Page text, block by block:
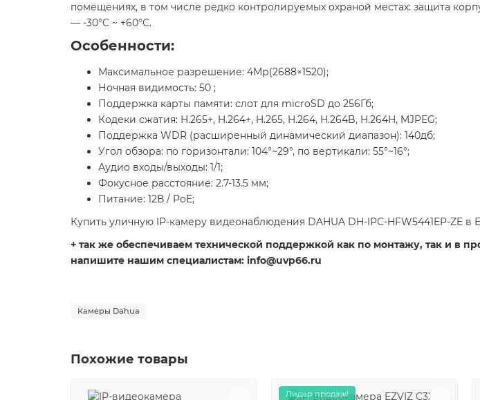
помещениях, в том числе редко контролируемых охраной местах: защита
— -30°C ~ +60°C.
Особенности:
Максимальное разрешение: 4Mр(2688×1520);
Ночная видимость: 50 ;
Поддержка карты памяти: слот для microSD до 256Гб;
Кодеки сжатия: H.265+, H.264+, H.265, H.264, H.264B, H.264H, MJPEG;
Поддержка WDR (расширенный динамический диапазон): 140дб;
Угол обзора: по горизонтали: 104°~29°, по вертикали: 55°~16°;
Аудио входы/выходы: 1/1;
Фокусное расстояние: 2.7-13.5 мм;
Питание: 12В / PoE;
Купить уличную IP-камеру видеонаблюдения DAHUA DH-IPC-HFW5441EP-ZE
+ так же обеспечиваем технической поддержкой как по монтажу, так и в
напишите нашим специалистам: info@uvp66.ru
Камеры Dahua
Похожие товары
Лидер продаж!